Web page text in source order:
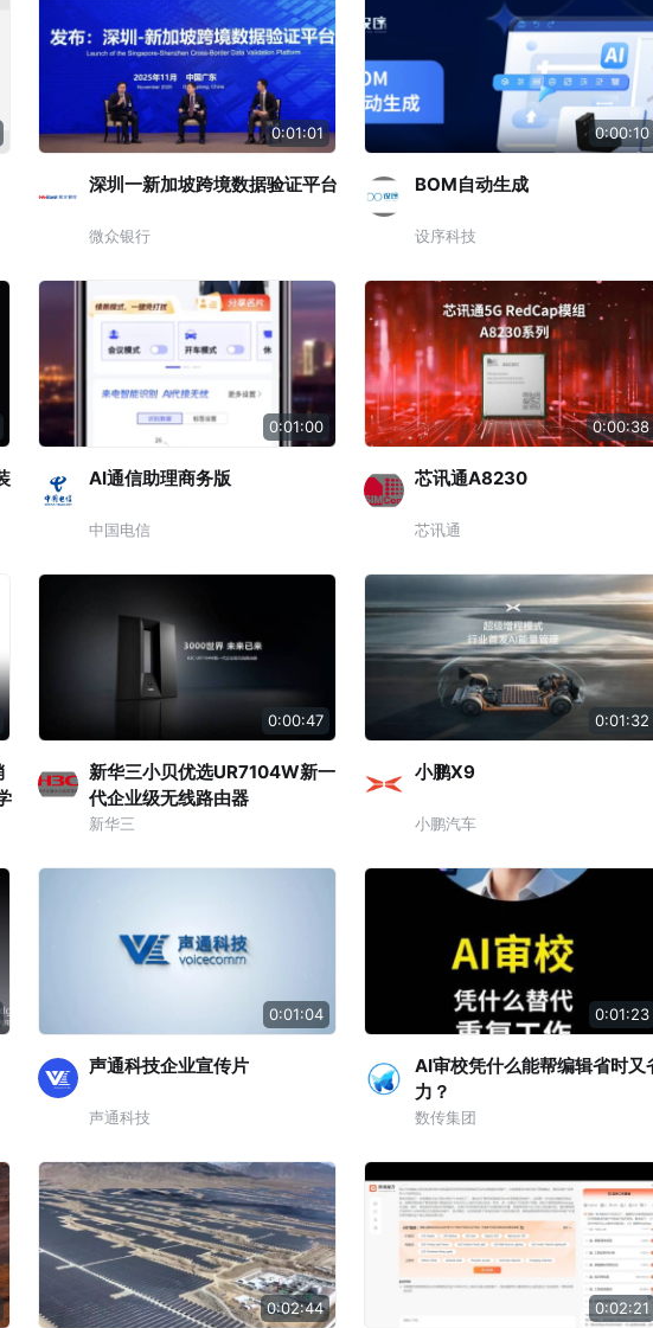
0:01:01
深圳一新加坡跨境数据验证平台
微众银行
0:00:10
BOM自动生成
设序科技
0:01:00
AI通信助理商务版
中国电信
0:00:38
芯讯通A8230
芯讯通
0:00:47
新华三小贝优选UR7104W新一
代企业级无线路由器
新华三
0:01:32
小鹏X9
小鹏汽车
0:01:04
声通科技企业宣传片
声通科技
0:01:23
AI审校凭什么能帮编辑省时又
力？
数传集团
0:02:44 0:02:21